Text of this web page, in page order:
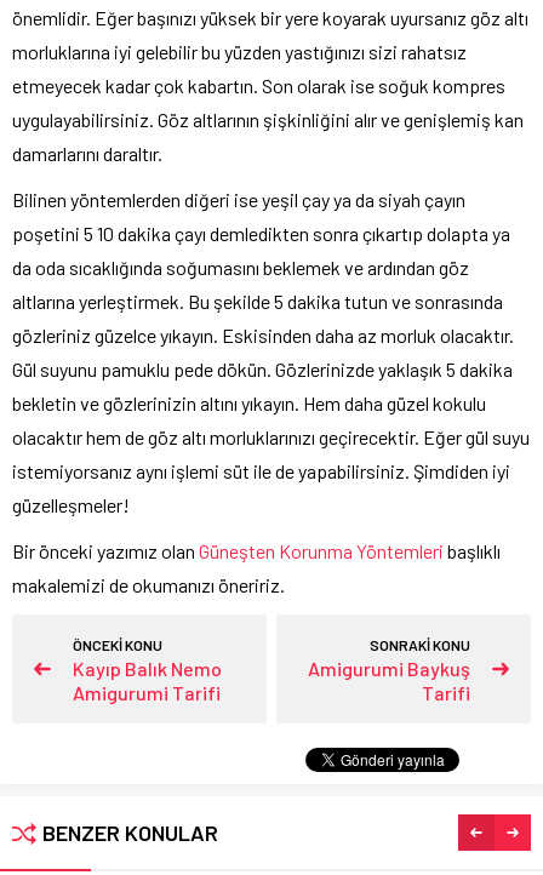
önemlidir. Eğer başınızı yüksek bir yere koyarak uyursanız göz altı
morluklarına iyi gelebilir bu yüzden yastığınızı sizi rahatsız
etmeyecek kadar çok kabartın. Son olarak ise soğuk kompres
uygulayabilirsiniz. Göz altlarının şişkinliğini alır ve genişlemiş kan
damarlarını daraltır.
Bilinen yöntemlerden diğeri ise yeşil çay ya da siyah çayın
poşetini 5 10 dakika çayı demledikten sonra çıkartıp dolapta ya
da oda sıcaklığında soğumasını beklemek ve ardından göz
altlarına yerleştirmek. Bu şekilde 5 dakika tutun ve sonrasında
gözleriniz güzelce yıkayın. Eskisinden daha az morluk olacaktır.
Gül suyunu pamuklu pede dökün. Gözlerinizde yaklaşık 5 dakika
bekletin ve gözlerinizin altını yıkayın. Hem daha güzel kokulu
olacaktır hem de göz altı morluklarınızı geçirecektir. Eğer gül suyu
istemiyorsanız aynı işlemi süt ile de yapabilirsiniz. Şimdiden iyi
güzelleşmeler!
Bir önceki yazımız olan Güneşten Korunma Yöntemleri başlıklı
makalemizi de okumanızı öneririz.
ÖNCEKİ KONU
Kayıp Balık Nemo
Amigurumi Tarifi
SONRAKİ KONU
Amigurumi Baykuş
Tarifi
BENZER KONULAR